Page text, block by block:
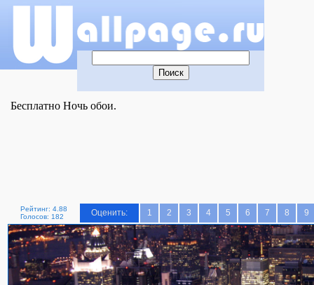
Бесплатно Ночь обои.
Рейтинг: 4.88
Голосов: 182
Оценить: 1 2 3 4 5 6 7 8 9